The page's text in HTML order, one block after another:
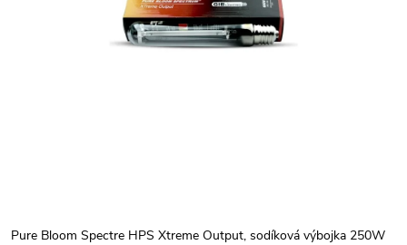
Pure Bloom Spectre HPS Xtreme Output, sodíková výbojka 250W